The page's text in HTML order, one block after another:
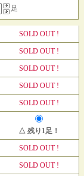
足
SOLD OUT !
SOLD OUT !
SOLD OUT !
SOLD OUT !
SOLD OUT !
△ 残り1足！
SOLD OUT !
SOLD OUT !